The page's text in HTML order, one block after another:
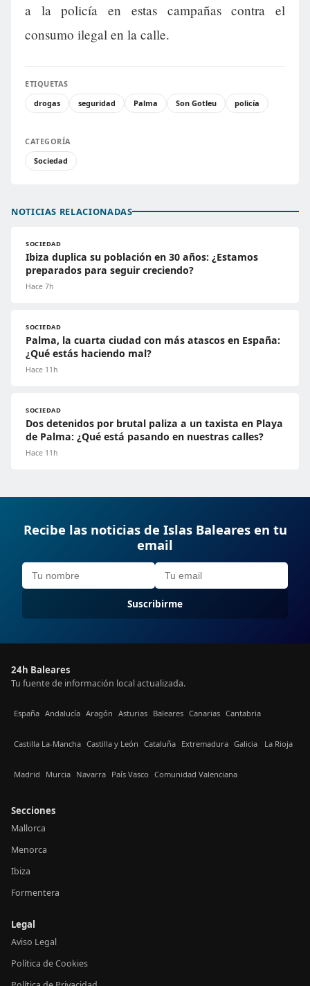
a la policía en estas campañas contra el
consumo ilegal en la calle.
ETIQUETAS
drogas
seguridad Palma Son Gotleu policía
CATEGORÍA
Sociedad
NOTICIAS RELACIONADAS
SOCIEDAD
Ibiza duplica su población en 30 años: ¿Estamos
preparados para seguir creciendo?
Hace 7h
SOCIEDAD
Palma, la cuarta ciudad con más atascos en España:
¿Qué estás haciendo mal?
Hace 11h
SOCIEDAD
Dos detenidos por brutal paliza a un taxista en Playa
de Palma: ¿Qué está pasando en nuestras calles?
Hace 11h
Recibe las noticias de Islas Baleares en tu
email
Suscribirme
24h Baleares
Tu fuente de información local actualizada.
España Andalucía Aragón Asturias Baleares Canarias Cantabria
Castilla La-Mancha Castilla y León Cataluña Extremadura Galicia La Rioja
Madrid Murcia Navarra País Vasco Comunidad Valenciana
Secciones
Mallorca
Menorca
Ibiza
Formentera
Legal
Aviso Legal
Política de Cookies